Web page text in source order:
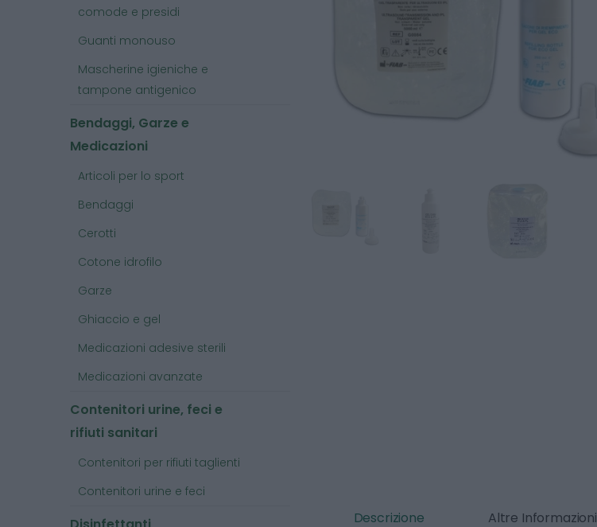
Descrizione Altre Informazioni
comode e presidi
Guanti monouso
Mascherine igieniche e
tampone antigenico
Bendaggi, Garze e
Medicazioni
Articoli per lo sport
Bendaggi
Cerotti
Cotone idrofilo
Garze
Ghiaccio e gel
Medicazioni adesive sterili
Medicazioni avanzate
Contenitori urine, feci e
rifiuti sanitari
Contenitori per rifiuti taglienti
Contenitori urine e feci